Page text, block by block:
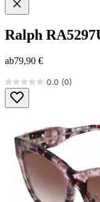
Ralph
ab79,90 €
0.0 (0)
0.0
von
5